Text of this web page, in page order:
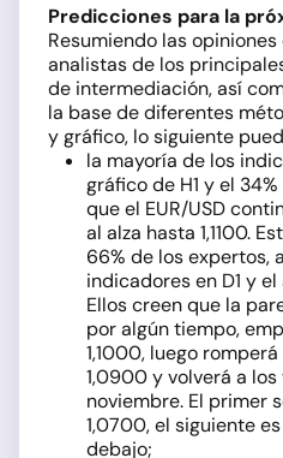
Predicciones para la
Resumiendo las
analistas de los
de intermediación, así
la base de diferentes
y gráfico, lo siguiente
la mayoría de los
gráfico de H1 y el
que el EUR/USD
al alza hasta 1,1100.
66% de los expertos,
indicadores en D1 y
Ellos creen que la
por algún tiempo,
1,1000, luego
1,0900 y volverá a
noviembre. El primer
1,0700, el siguiente
debajo;